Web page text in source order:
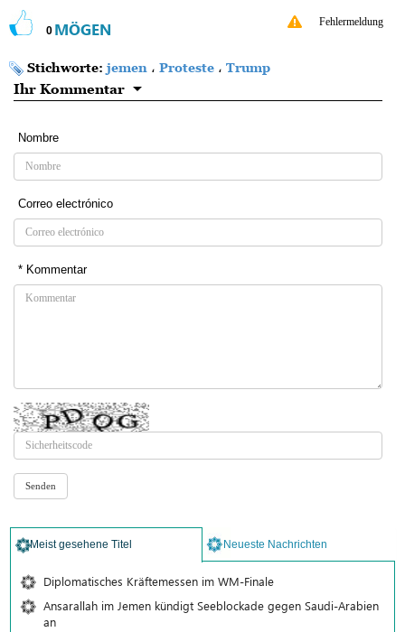
0 MÖGEN Fehlermeldung
Stichworte: jemen ، Proteste ، Trump
Ihr Kommentar
Nombre
Correo electrónico
* Kommentar
Meist gesehene Titel Neueste Nachrichten
Diplomatisches Kräftemessen im WM-Finale
Ansarallah im Jemen kündigt Seeblockade gegen Saudi-Arabien
an